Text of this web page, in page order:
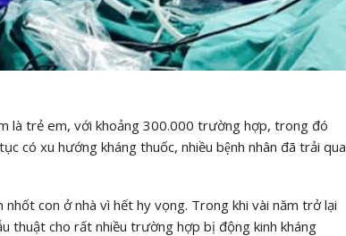
là trẻ em, với khoảng 300.000 trường hợp, trong đó
có xu hướng kháng thuốc, nhiều bệnh nhân đã trải qua
con ở nhà vì hết hy vọng. Trong khi vài năm trở lại
thuật cho rất nhiều trường hợp bị động kinh kháng